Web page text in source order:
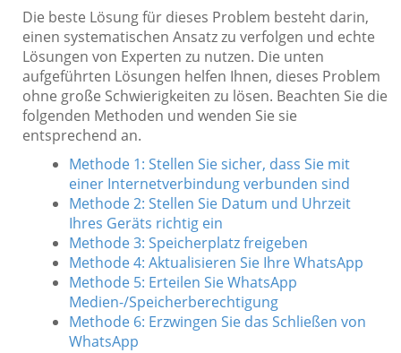
Die beste Lösung für dieses Problem besteht darin,
einen systematischen Ansatz zu verfolgen und echte
Lösungen von Experten zu nutzen. Die unten
aufgeführten Lösungen helfen Ihnen, dieses Problem
ohne große Schwierigkeiten zu lösen. Beachten Sie die
folgenden Methoden und wenden Sie sie
entsprechend an.
Methode 1: Stellen Sie sicher, dass Sie mit
einer Internetverbindung verbunden sind
Methode 2: Stellen Sie Datum und Uhrzeit
Ihres Geräts richtig ein
Methode 3: Speicherplatz freigeben
Methode 4: Aktualisieren Sie Ihre WhatsApp
Methode 5: Erteilen Sie WhatsApp
Medien-/Speicherberechtigung
Methode 6: Erzwingen Sie das Schließen von
WhatsApp